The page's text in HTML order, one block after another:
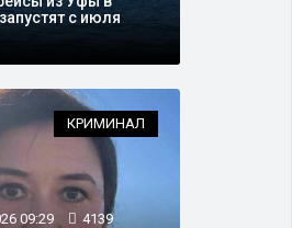
с июля
КРИМИНАЛ
09:29 4139